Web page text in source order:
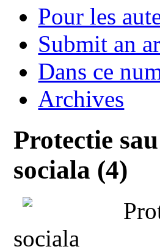
Pour les
Submit an
Dans ce
Archives
Protectie
sociala (4)
sociala